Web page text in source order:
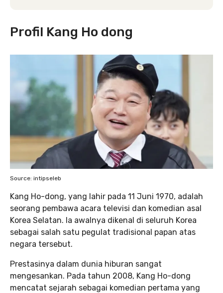
Profil Kang Ho dong
Source: intipseleb
Kang Ho-dong, yang lahir pada 11 Juni 1970, adalah
seorang pembawa acara televisi dan komedian asal
Korea Selatan. Ia awalnya dikenal di seluruh Korea
sebagai salah satu pegulat tradisional papan atas
negara tersebut.
Prestasinya dalam dunia hiburan sangat
mengesankan. Pada tahun 2008, Kang Ho-dong
mencatat sejarah sebagai komedian pertama yang